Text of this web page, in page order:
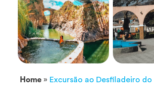
Home » Excursão ao Desfiladeiro do